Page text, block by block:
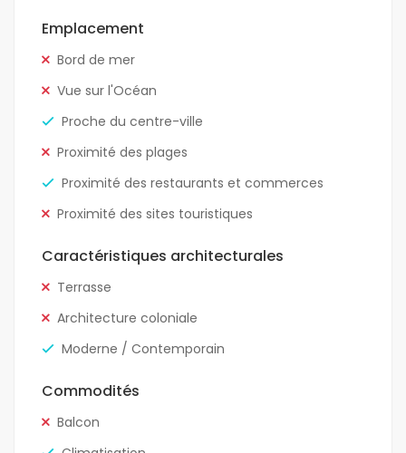
Emplacement
Bord de mer
Vue sur l'Océan
Proche du centre-ville
Proximité des plages
Proximité des restaurants et commerces
Proximité des sites touristiques
Caractéristiques architecturales
Terrasse
Architecture coloniale
Moderne / Contemporain
Commodités
Balcon